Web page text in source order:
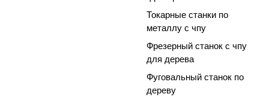
Токарные станки по
металлу с чпу
Фрезерный станок с чпу
для дерева
Фуговальный станок по
дереву